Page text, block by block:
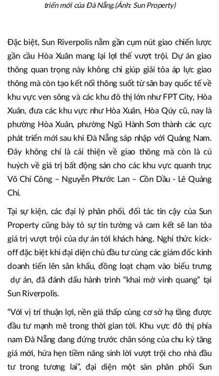
triển mới của Đà Nẵng.(Ảnh: Sun Property)
Đặc biệt, Sun Riverpolis nằm gần cụm nút giao chiến lược
gần cầu Hòa Xuân mang lại lợi thế vượt trội. Dự án giao
thông quan trọng này không chỉ giúp giải tỏa áp lực giao
thông mà còn tạo kết nối thông suốt từ sân bay quốc tế về
khu vực ven sông và các khu đô thị lớn như FPT City, Hòa
Xuân, đưa các khu vực như Hòa Xuân, Hòa Qúy cũ, nay là
phường Hòa Xuân, phường Ngũ Hành Sơn thành các cực
phát triển mới sau khi Đà Nẵng sáp nhập với Quảng Nam.
Đây không chỉ là cải thiện về giao thông mà còn là cú
huých về giá trị bất động sản cho các khu vực quanh trục
Võ Chí Công – Nguyễn Phước Lan – Cồn Dầu - Lê Quảng
Chí.
Tại sự kiện, các đại lý phân phối, đối tác tin cậy của Sun
Property cũng bày tỏ sự tin tưởng và cam kết sẽ lan tỏa
giá trị vượt trội của dự án tới khách hàng. Nghi thức kick-
off đặc biệt khi đại diện chủ đầu tư cùng các giám đốc kinh
doanh tiến lên sân khấu, đồng loạt chạm vào biểu trưng
dự án, đã đánh dấu hành trình “khai mở vinh quang” tại
Sun Riverpolis.
“Với vị trí thuận lợi, nền giá thấp cùng cơ sở hạ tầng được
đầu tư mạnh mẽ trong thời gian tới. Khu vực đô thị phía
nam Đà Nẵng đang đứng trước chân sóng của chu kỳ tăng
giá mới, hứa hẹn tiềm năng sinh lời vượt trội cho nhà đầu
tư trong tương lai”, đại diện một sàn phân phối Sun